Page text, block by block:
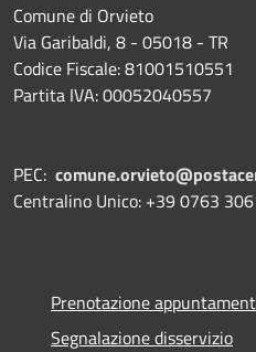
Comune di Orvieto
Via Garibaldi, 8 - 05018 - TR
Codice Fiscale: 81001510551
Partita IVA: 00052040557
PEC:
Centralino Unico: +39 0763
Prenotazione
Segnalazione disservizio